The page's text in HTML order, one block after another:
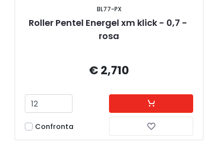
BL77-PX
Roller Pentel Energel xm klick - 0,7 -
rosa
€ 2,710
Confronta